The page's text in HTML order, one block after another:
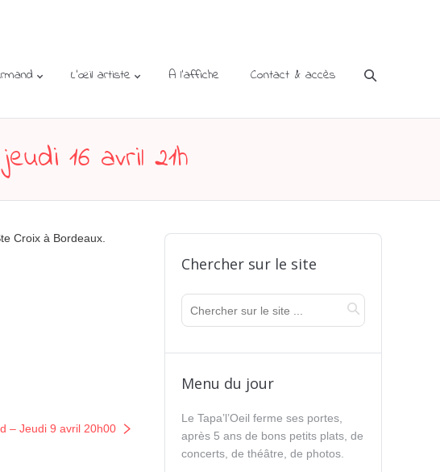
L’œil artiste A l’affiche Contact & accès
16 avril 21h
Croix à Bordeaux.
– Jeudi 9 avril 20h00
Chercher sur le site
Menu du jour
Le Tapa’l’Oeil ferme ses portes,
après 5 ans de bons petits plats, de
concerts, de théâtre, de photos.